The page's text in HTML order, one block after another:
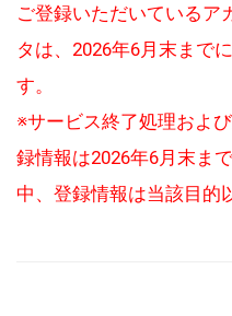
ご登録いただいているア
タは、2026年6月末まで
す。
※サービス終了処理およ
録情報は2026年6月末ま
中、登録情報は当該目的